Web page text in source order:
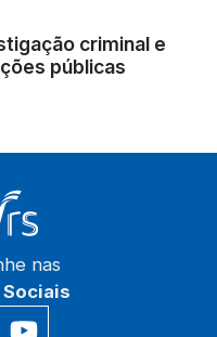
criminal e
públicas
nas
Sociais